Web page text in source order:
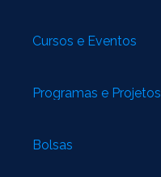
Cursos e Eventos
Programas e Projetos
Bolsas